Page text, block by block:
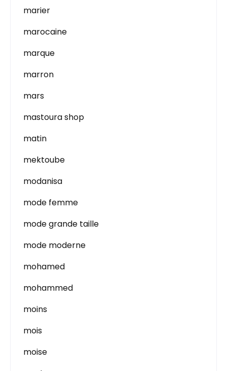
marier
marocaine
marque
marron
mars
mastoura shop
matin
mektoube
modanisa
mode femme
mode grande taille
mode moderne
mohamed
mohammed
moins
mois
moise